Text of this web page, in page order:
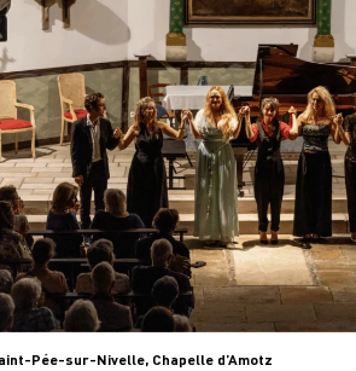
Pée-sur-Nivelle, Chapelle d’Amotz